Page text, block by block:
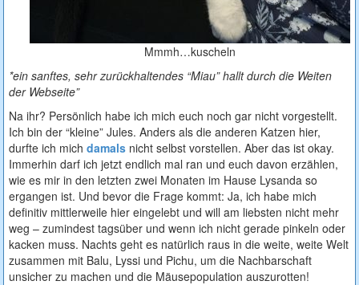
Mmmh…kuscheln
*ein sanftes, sehr zurückhaltendes “Miau” hallt durch die Weiten
der Webseite”
Na ihr? Persönlich habe ich mich euch noch gar nicht vorgestellt.
Ich bin der “kleine” Jules. Anders als die anderen Katzen hier,
durfte ich mich damals nicht selbst vorstellen. Aber das ist okay.
Immerhin darf ich jetzt endlich mal ran und euch davon erzählen,
wie es mir in den letzten zwei Monaten im Hause Lysanda so
ergangen ist. Und bevor die Frage kommt: Ja, ich habe mich
definitiv mittlerweile hier eingelebt und will am liebsten nicht mehr
weg – zumindest tagsüber und wenn ich nicht gerade pinkeln oder
kacken muss. Nachts geht es natürlich raus in die weite, weite Welt
zusammen mit Balu, Lyssi und Pichu, um die Nachbarschaft
unsicher zu machen und die Mäusepopulation auszurotten!